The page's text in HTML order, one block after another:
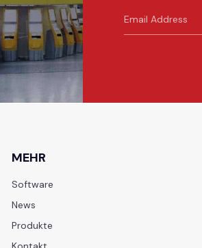
MEHR
Software
News
Produkte